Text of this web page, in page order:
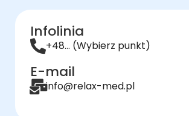
Infolinia
+48... (Wybierz punkt)
E-mail
info@relax-med.pl